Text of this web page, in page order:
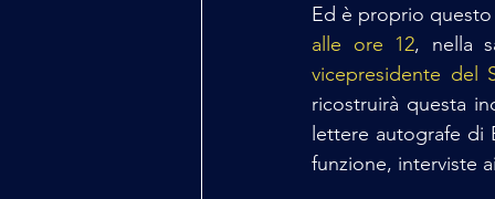
Ed è proprio
alle ore 12, nella
vicepresidente del
ricostruirà questa
lettere autografe di
funzione, interviste